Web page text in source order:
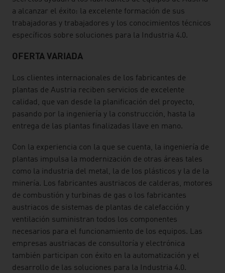
a alcanzar el éxito: la excelente formación de sus
trabajadoras y trabajadores y los conocimientos técnicos
específicos sobre soluciones para la Industria 4.0.
OFERTA VARIADA
Los clientes internacionales de los fabricantes de
plantas de Austria reciben servicios de excelente
calidad, que van desde la planificación del proyecto,
pasando por la ingeniería y la construcción, hasta la
entrega de las plantas finalizadas llave en mano.
Con la experiencia con la que se cuenta, la ingeniería de
plantas impulsa la modernización de otras áreas tales
como la industria del metal, la de los plásticos y la de la
minería. Los fabricantes austriacos de calderas, motores
de combustión y turbinas de gas o los fabricantes
austriacos de sistemas de plantas de calefacción y
ventilación suministran todos los componentes
necesarios para el funcionamiento de los equipos. Las
empresas austriacas de consultoría y electrónica
también participan con éxito en la automatización y el
desarrollo de las soluciones para la Industria 4.0.